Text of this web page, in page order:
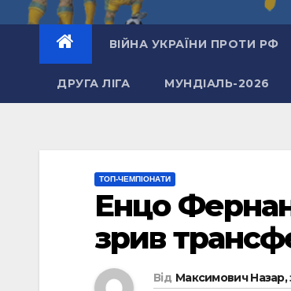
ВІЙНА УКРАЇНИ ПРОТИ РФ
ДРУГА ЛІГА МУНДІАЛЬ-2026
ТОП-ЧЕМПІОНАТИ
Енцо
зрив
Від Максимович Назар,